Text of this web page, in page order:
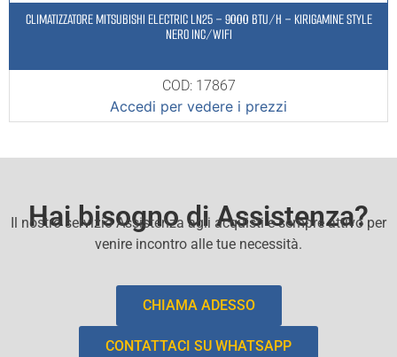
CLIMATIZZATORE MITSUBISHI ELECTRIC LN25 – 9000 BTU/H – KIRIGAMINE STYLE
NERO INC/WIFI
COD: 17867
Accedi per vedere i prezzi
Hai bisogno di Assistenza?
Il nostro servizio Assistenza agli acquisti e sempre attivo per
venire incontro alle tue necessità.
CHIAMA ADESSO
CONTATTACI SU WHATSAPP